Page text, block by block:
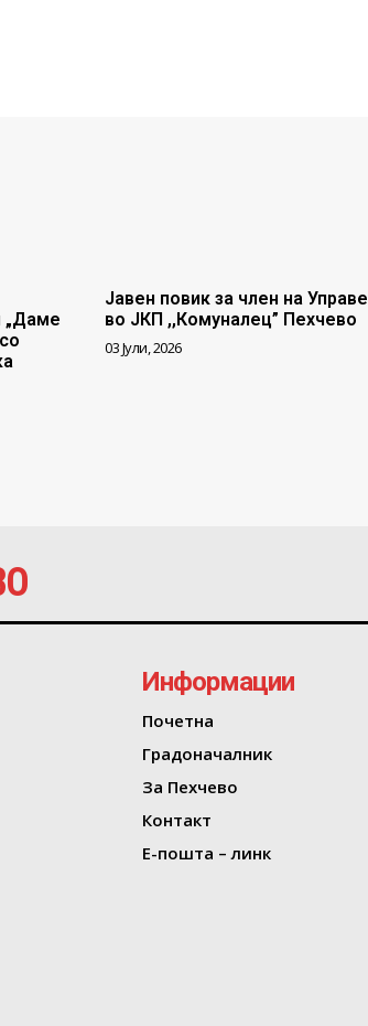
„Даме
Јавен повик за член на
во ЈКП ,,Комуналец” Пехчево
03 Јули, 2026
Информации
Почетна
Градоначалник
За Пехчево
Контакт
Е-пошта – линк